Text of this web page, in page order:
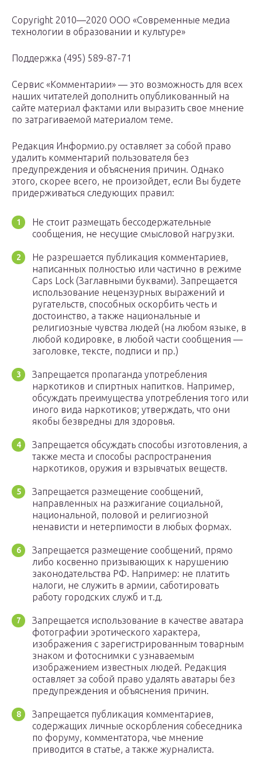
Copyright 2010—2020 ООО «Современные медиа
технологии в образовании и культуре»
Поддержка (495) 589-87-71
Сервис «Комментарии» — это возможность для всех
наших читателей дополнить опубликованный на
сайте материал фактами или выразить свое мнение
по затрагиваемой материалом теме.
Редакция Информио.ру оставляет за собой право
удалить комментарий пользователя без
предупреждения и объяснения причин. Однако
этого, скорее всего, не произойдет, если Вы будете
придерживаться следующих правил:
Не стоит размещать бессодержательные
сообщения, не несущие смысловой нагрузки.
Не разрешается публикация комментариев,
написанных полностью или частично в режиме
Caps Lock (Заглавными буквами). Запрещается
использование нецензурных выражений и
ругательств, способных оскорбить честь и
достоинство, а также национальные и
религиозные чувства людей (на любом языке, в
любой кодировке, в любой части сообщения —
заголовке, тексте, подписи и пр.)
Запрещается пропаганда употребления
наркотиков и спиртных напитков. Например,
обсуждать преимущества употребления того или
иного вида наркотиков; утверждать, что они
якобы безвредны для здоровья.
Запрещается обсуждать способы изготовления, а
также места и способы распространения
наркотиков, оружия и взрывчатых веществ.
Запрещается размещение сообщений,
направленных на разжигание социальной,
национальной, половой и религиозной
ненависти и нетерпимости в любых формах.
Запрещается размещение сообщений, прямо
либо косвенно призывающих к нарушению
законодательства РФ. Например: не платить
налоги, не служить в армии, саботировать
работу городских служб и т.д.
Запрещается использование в качестве аватара
фотографии эротического характера,
изображения с зарегистрированным товарным
знаком и фотоснимки с узнаваемым
изображением известных людей. Редакция
оставляет за собой право удалять аватары без
предупреждения и объяснения причин.
Запрещается публикация комментариев,
содержащих личные оскорбления собеседника
по форуму, комментатора, чье мнение
приводится в статье, а также журналиста.